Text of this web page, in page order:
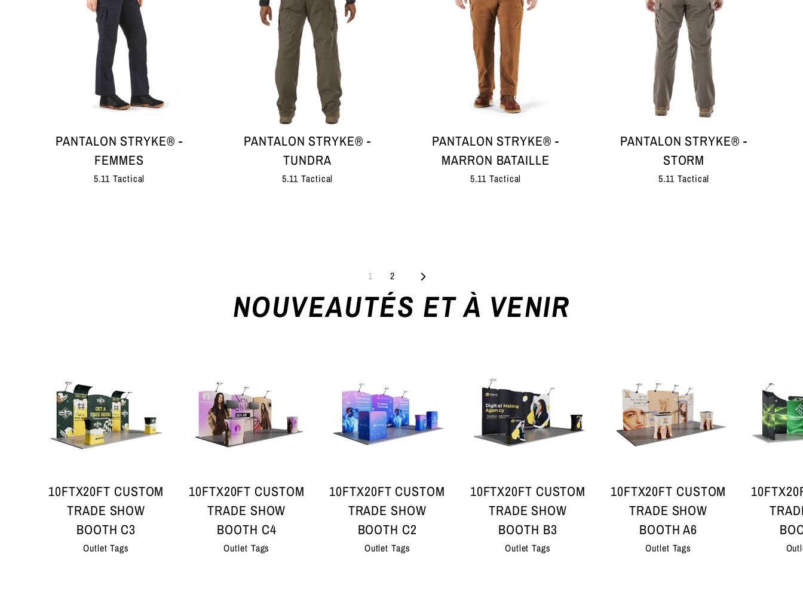
PANTALON STRYKE® -
FEMMES
5.11 Tactical
PANTALON STRYKE® -
TUNDRA
5.11 Tactical
PANTALON STRYKE® -
MARRON BATAILLE
5.11 Tactical
PANTALON STRYKE® -
STORM
5.11 Tactical
1 2
NOUVEAUTÉS ET À VENIR
10FTX20FT CUSTOM
TRADE SHOW
BOOTH C3
Outlet Tags
10FTX20FT CUSTOM
TRADE SHOW
BOOTH C4
Outlet Tags
10FTX20FT CUSTOM
TRADE SHOW
BOOTH C2
Outlet Tags
10FTX20FT CUSTOM
TRADE SHOW
BOOTH B3
Outlet Tags
10FTX20FT CUSTOM
TRADE SHOW
BOOTH A6
Outlet Tags